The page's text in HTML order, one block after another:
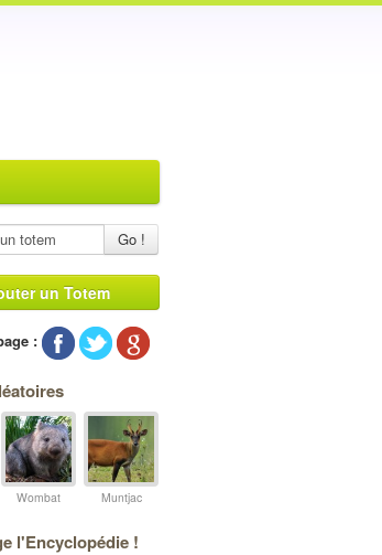
Go !
un Totem
:
Wombat Muntjac
l'Encyclopédie !